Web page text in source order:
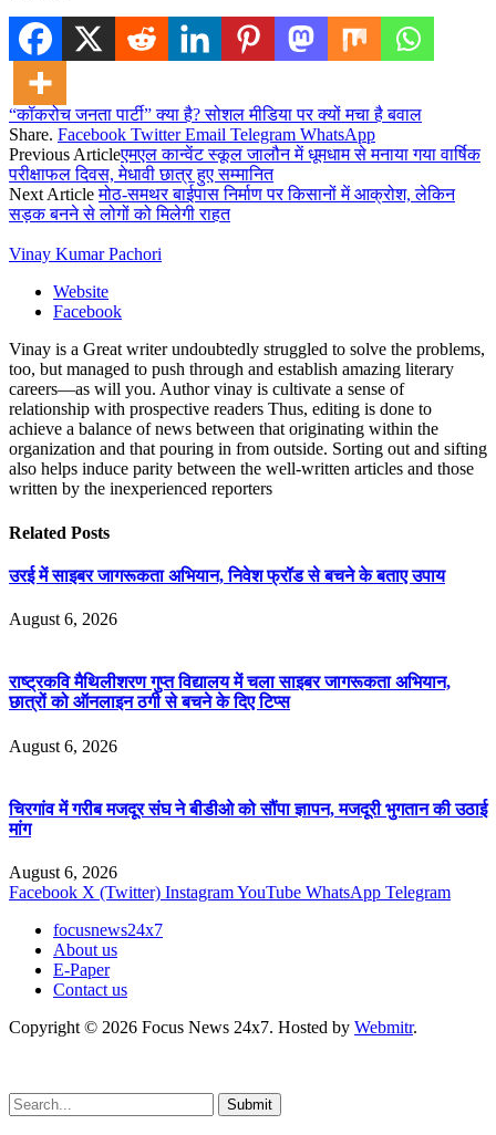
“कॉकरोच जनता पार्टी” क्या है? सोशल मीडिया पर क्यों मचा है बवाल
Share. Facebook Twitter Email Telegram WhatsApp
Previous Articleएमएल कान्वेंट स्कूल जालौन में धूमधाम से मनाया गया वार्षिक
परीक्षाफल दिवस, मेधावी छात्र हुए सम्मानित
Next Articleमोठ-समथर बाईपास निर्माण पर किसानों में आक्रोश, लेकिन
सड़क बनने से लोगों को मिलेगी राहत
Vinay Kumar Pachori
Website
Facebook
Vinay is a Great writer undoubtedly struggled to solve the problems,
too, but managed to push through and establish amazing literary
careers—as will you. Author vinay is cultivate a sense of
relationship with prospective readers Thus, editing is done to
achieve a balance of news between that originating within the
organization and that pouring in from outside. Sorting out and sifting
also helps induce parity between the well-written articles and those
written by the inexperienced reporters
Related Posts
उरई में साइबर जागरूकता अभियान, निवेश फ्रॉड से बचने के बताए उपाय
August 6, 2026
राष्ट्रकवि मैथिलीशरण गुप्त विद्यालय में चला साइबर जागरूकता अभियान,
छात्रों को ऑनलाइन ठगी से बचने के दिए टिप्स
August 6, 2026
चिरगांव में गरीब मजदूर संघ ने बीडीओ को सौंपा ज्ञापन, मजदूरी भुगतान की उठाई
मांग
August 6, 2026
Facebook X (Twitter) InstagramYouTube WhatsApp Telegram
focusnews24x7
About us
E-Paper
Contact us
Copyright © 2026 Focus News 24x7. Hosted by Webmitr.
Submit